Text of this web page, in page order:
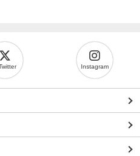
Instagram